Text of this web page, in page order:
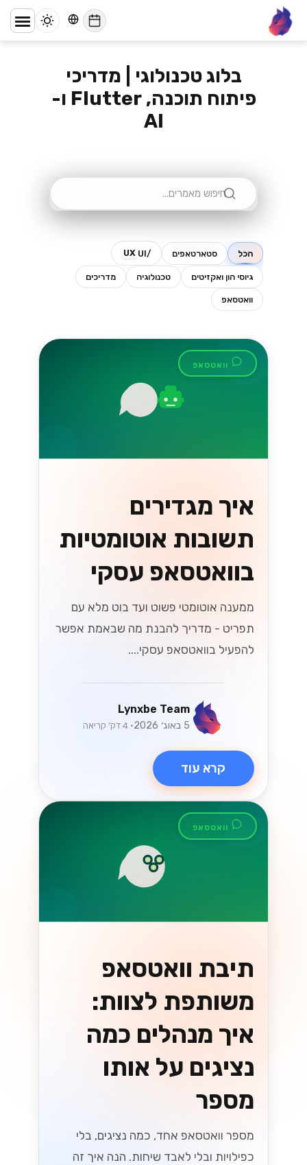
דף הבית
בלוג טכנולוגי | מדריכי
פיתוח תוכנה, Flutter ו-
AI
הכל סטארטאפים UX /UI
גיוסי הון ואקזיטים טכנולוגיה מדריכים
וואטסאפ
וואטסאפ
איך מגדירים
תשובות אוטומטיות
בוואטסאפ עסקי
ממענה אוטומטי פשוט ועד בוט מלא עם
תפריט - מדריך להבנת מה שבאמת אפשר
להפעיל בוואטסאפ עסקי....
Lynxbe Team
5 באוג׳ 2026 • 4 דק׳ קריאה
קרא עוד
וואטסאפ
תיבת וואטסאפ
משותפת לצוות:
איך מנהלים כמה
נציגים על אותו
מספר
מספר וואטסאפ אחד, כמה נציגים, בלי
כפילויות ובלי לאבד שיחות. הנה איך זה